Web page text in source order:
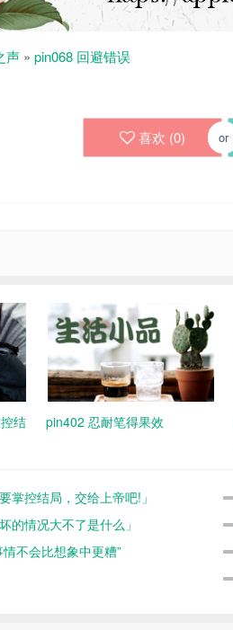
声 » pin068 回避错误
喜欢 (0) or
结
pin402 忍耐笔得果效
掌控结局，交给上帝吧!」
的情况大不了是什么」
不会比想象中更糟”